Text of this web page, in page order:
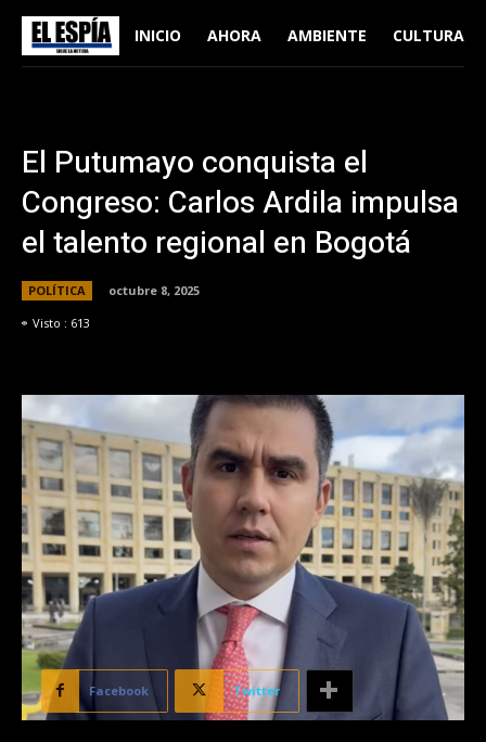
INICIO AHORA AMBIENTE CULTURA
El Putumayo conquista el
Congreso: Carlos Ardila impulsa
el talento regional en Bogotá
POLÍTICA
octubre 8, 2025
Visto : 613
Facebook Twitter